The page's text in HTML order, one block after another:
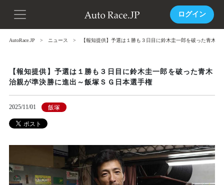
ログイン
AutoRace.JP ニュース 【報知提供】予選は１勝も３日目に鈴木圭一郎を破った青木
【報知提供】予選は１勝も３日目に鈴木圭一郎を破った青木
治親が準決勝に進出～飯塚ＳＧ日本選手権
2025/11/01 飯塚